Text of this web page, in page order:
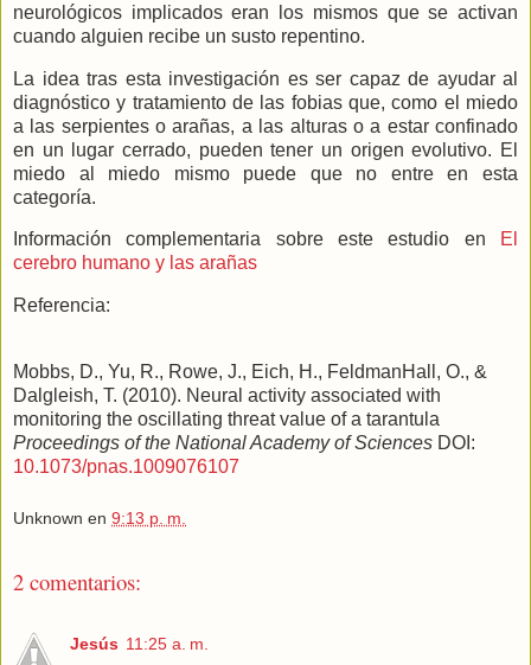
neurológicos implicados eran los mismos que se activan
cuando alguien recibe un susto repentino.
La idea tras esta investigación es ser capaz de ayudar al
diagnóstico y tratamiento de las fobias que, como el miedo
a las serpientes o arañas, a las alturas o a estar confinado
en un lugar cerrado, pueden tener un origen evolutivo. El
miedo al miedo mismo puede que no entre en esta
categoría.
Información complementaria sobre este estudio en
El
cerebro humano y las arañas
Referencia:
Mobbs, D., Yu, R., Rowe, J., Eich, H., FeldmanHall, O., &
Dalgleish, T. (2010). Neural activity associated with
monitoring the oscillating threat value of a tarantula
Proceedings of the National Academy of Sciences DOI:
10.1073/pnas.1009076107
Unknown en 9:13 p. m.
2 comentarios:
Jesús 11:25 a. m.